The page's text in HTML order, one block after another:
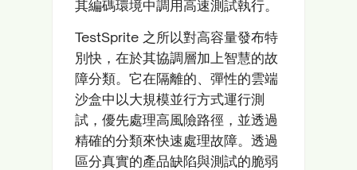
其編碼環境中調用高速測試執行。
TestSprite 之所以對高容量發布特
別快，在於其協調層加上智慧的故
障分類。它在隔離的、彈性的雲端
沙盒中以大規模並行方式運行測
試，優先處理高風險路徑，並透過
精確的分類來快速處理故障。透過
區分真實的產品缺陷與測試的脆弱